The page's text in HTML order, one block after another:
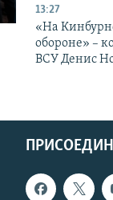
13:27
«На
обороне» –
ВСУ Денис